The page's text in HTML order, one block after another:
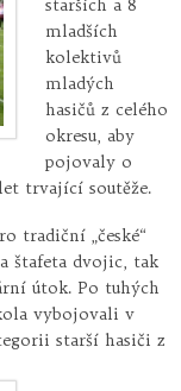
starších a 8
mladších
kolektivů
mladých
hasičů z celého
okresu, aby
pojovaly o
trvající soutěže.
tradiční „české“
štafeta dvojic, tak
útok. Po tuhých
vybojovali v
starší hasiči z